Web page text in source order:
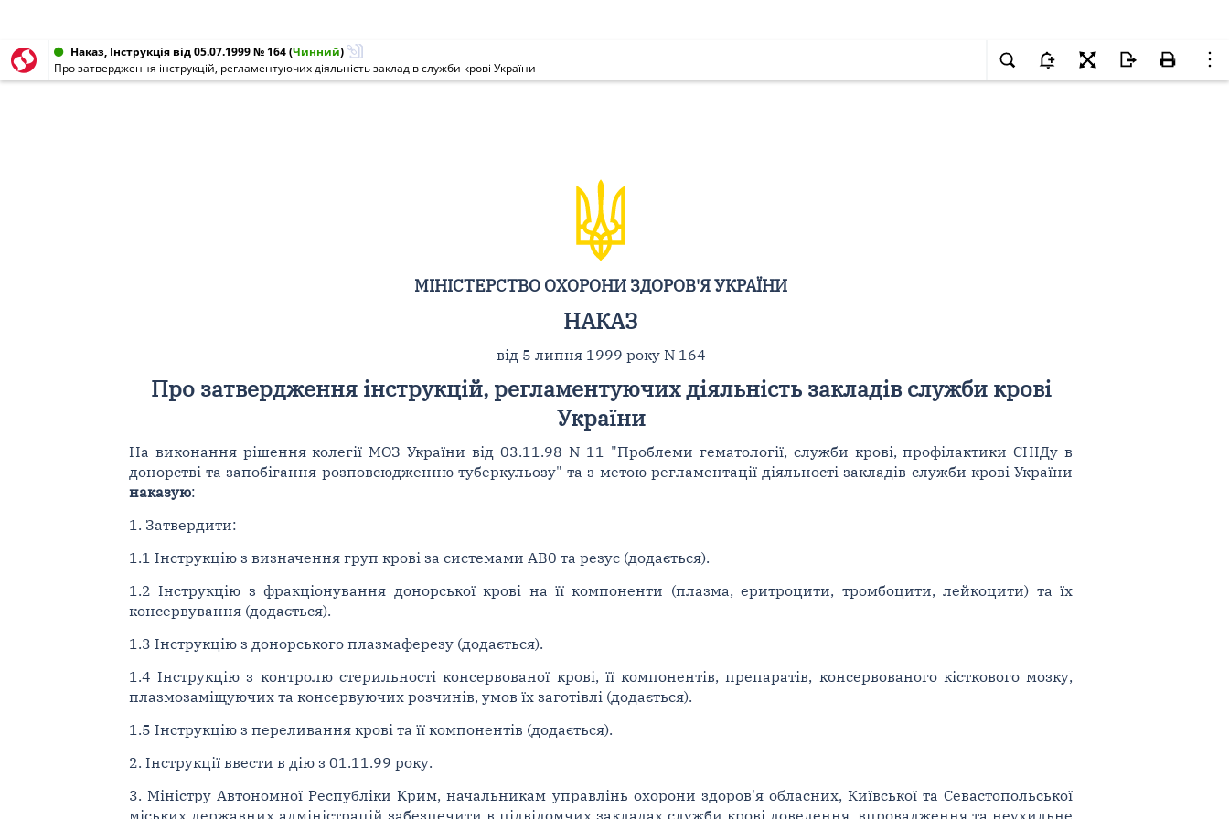
Наказ, Інструкція від 05.07.1999 № 164(Чинний)
Про затвердження інструкцій, регламентуючих діяльність закладів служби крові України
МІНІСТЕРСТВО ОХОРОНИ ЗДОРОВ'Я УКРАЇНИ
НАКАЗ
від 5 липня 1999 року N 164
Про затвердження інструкцій, регламентуючих діяльність закладів служби крові
України
На виконання рішення колегії МОЗ України від 03.11.98 N 11 "Проблеми гематології, служби крові, профілактики СНІДу в
донорстві та запобігання розповсюдженню туберкульозу" та з метою регламентації діяльності закладів служби крові України
наказую:
1. Затвердити:
1.1 Інструкцію з визначення груп крові за системами AB0 та резус (додається).
1.2 Інструкцію з фракціонування донорської крові на її компоненти (плазма, еритроцити, тромбоцити, лейкоцити) та їх
консервування (додається).
1.3 Інструкцію з донорського плазмаферезу (додається).
1.4 Інструкцію з контролю стерильності консервованої крові, її компонентів, препаратів, консервованого кісткового мозку,
плазмозаміщуючих та консервуючих розчинів, умов їх заготівлі (додається).
1.5 Інструкцію з переливання крові та її компонентів (додається).
2. Інструкції ввести в дію з 01.11.99 року.
3. Міністру Автономної Республіки Крим, начальникам управлінь охорони здоров'я обласних, Київської та Севастопольської
міських державних адміністрацій забезпечити в підвідомчих закладах служби крові доведення, впровадження та неухильне